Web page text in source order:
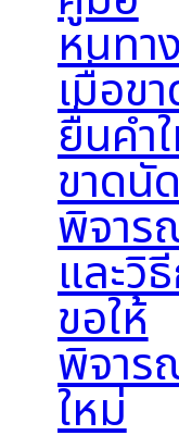
หนทา
เมื่อข
ยื่นคำ
ขาดนั
พิจาร
และวิ
ขอให้
พิจาร
ใหม่